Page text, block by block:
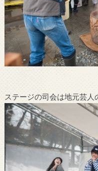
ステージの司会は地元芸人